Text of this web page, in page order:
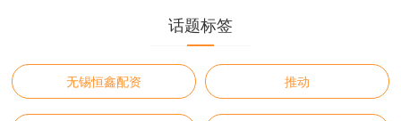
话题标签
无锡恒鑫配资 推动